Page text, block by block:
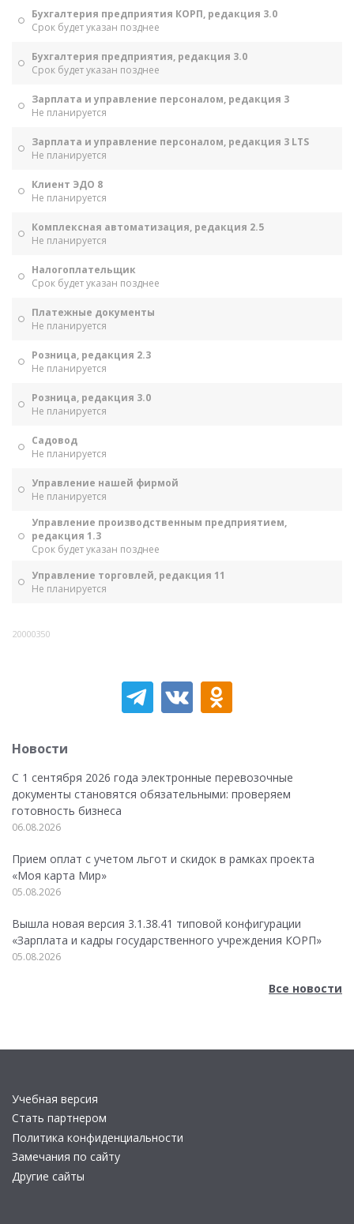
Бухгалтерия предприятия КОРП, редакция 3.0
Срок будет указан позднее
Бухгалтерия предприятия, редакция 3.0
Срок будет указан позднее
Зарплата и управление персоналом, редакция 3
Не планируется
Зарплата и управление персоналом, редакция 3 LTS
Не планируется
Клиент ЭДО 8
Не планируется
Комплексная автоматизация, редакция 2.5
Не планируется
Налогоплательщик
Срок будет указан позднее
Платежные документы
Не планируется
Розница, редакция 2.3
Не планируется
Розница, редакция 3.0
Не планируется
Садовод
Не планируется
Управление нашей фирмой
Не планируется
Управление производственным предприятием,
редакция 1.3
Срок будет указан позднее
Управление торговлей, редакция 11
Не планируется
20000350
Новости
С 1 сентября 2026 года электронные перевозочные
документы становятся обязательными: проверяем
готовность бизнеса
06.08.2026
Прием оплат с учетом льгот и скидок в рамках проекта
«Моя карта Мир»
05.08.2026
Вышла новая версия 3.1.38.41 типовой конфигурации
«Зарплата и кадры государственного учреждения КОРП»
05.08.2026
Все новости
Учебная версия
Стать партнером
Политика конфиденциальности
Замечания по сайту
Другие сайты